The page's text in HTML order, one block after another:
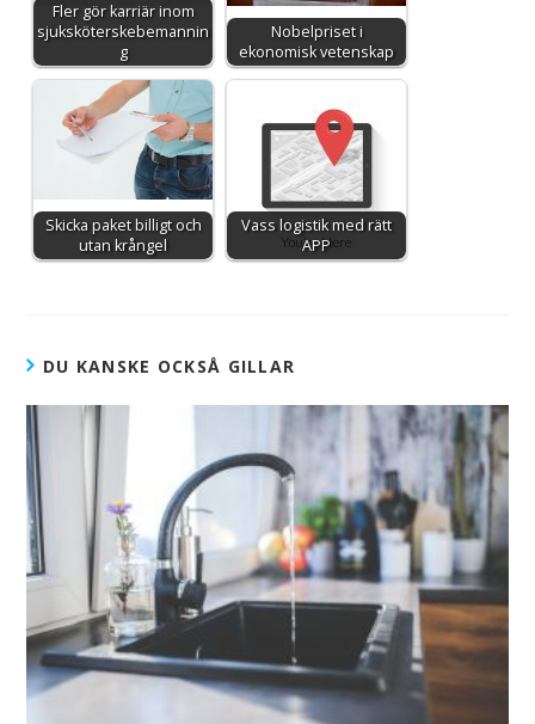
Fler gör karriär inom
sjuksköterskebemannin
g
Nobelpriset i
ekonomisk vetenskap
Skicka paket billigt och
utan krångel
Vass logistik med rätt
APP
DU KANSKE OCKSÅ GILLAR